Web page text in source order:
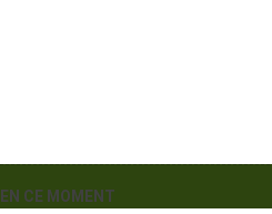
EN CE MOMENT